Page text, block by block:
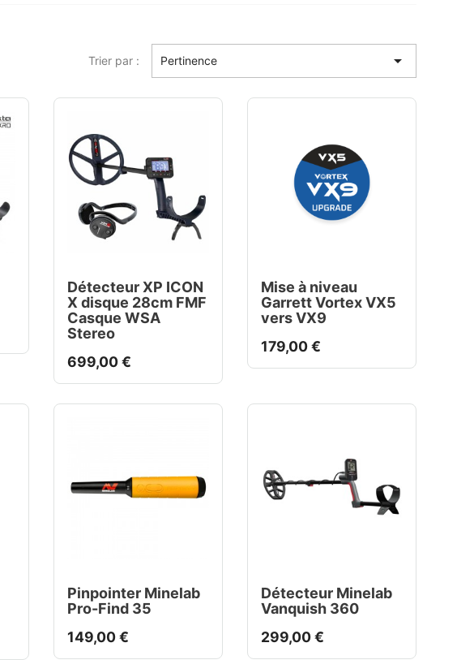
Trier par : Pertinence 
Détecteur XP ICON
X disque 28cm FMF
Casque WSA
Stereo
699,00 €
Mise à niveau
Garrett Vortex VX5
vers VX9
179,00 €
Pinpointer Minelab
Pro-Find 35
149,00 €
Détecteur Minelab
Vanquish 360
299,00 €